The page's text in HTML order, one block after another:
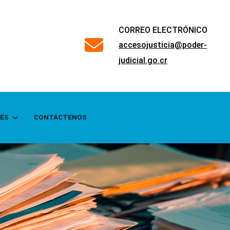
far
CORREO ELECTRÓNICO
accesojusticia@poder-
judicial.go.cr
CONTÁCTENOS